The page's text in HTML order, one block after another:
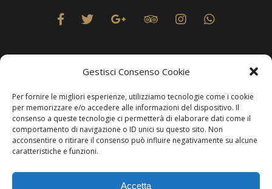
Gestisci Consenso Cookie
Per fornire le migliori esperienze, utilizziamo tecnologie come i cookie
per memorizzare e/o accedere alle informazioni del dispositivo. Il
consenso a queste tecnologie ci permetterà di elaborare dati come il
comportamento di navigazione o ID unici su questo sito. Non
acconsentire o ritirare il consenso può influire negativamente su alcune
caratteristiche e funzioni.
Accetta
Privacy
Produzione WebResolvis Marketing & Comunicazione